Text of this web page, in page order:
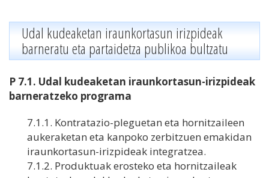
Udal kudeaketan iraunkortasun irizpideak
barneratu eta partaidetza publikoa bultzatu
P 7.1. Udal kudeaketan iraunkortasun-irizpideak
barneratzeko programa
7.1.1. Kontratazio-pleguetan eta hornitzaileen
aukeraketan eta kanpoko zerbitzuen emakidan
iraunkortasun-irizpideak integratzea.
7.1.2. Produktuak erosteko eta hornitzaileak